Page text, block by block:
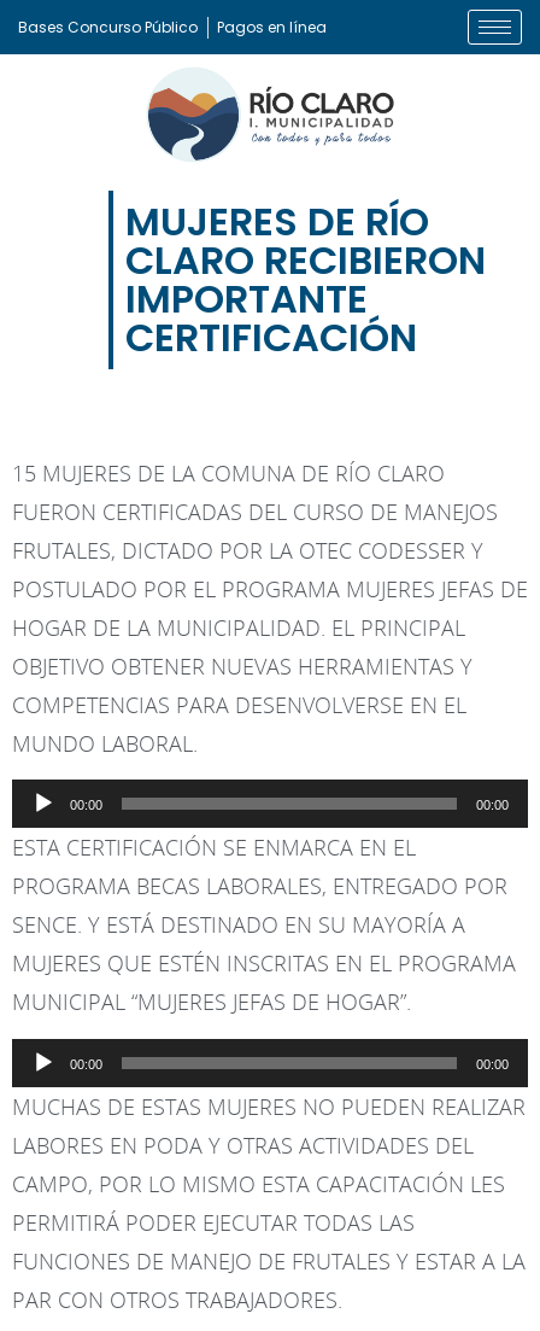
Bases Concurso Público Pagos en línea
MUJERES DE RÍO
CLARO RECIBIERON
IMPORTANTE
CERTIFICACIÓN
15 MUJERES DE LA COMUNA DE RÍO CLARO
FUERON CERTIFICADAS DEL CURSO DE MANEJOS
FRUTALES, DICTADO POR LA OTEC CODESSER Y
POSTULADO POR EL PROGRAMA MUJERES JEFAS DE
HOGAR DE LA MUNICIPALIDAD. EL PRINCIPAL
OBJETIVO OBTENER NUEVAS HERRAMIENTAS Y
COMPETENCIAS PARA DESENVOLVERSE EN EL
MUNDO LABORAL.
Reproductor
de
audio
00:00 00:00
ESTA CERTIFICACIÓN SE ENMARCA EN EL
PROGRAMA BECAS LABORALES, ENTREGADO POR
SENCE. Y ESTÁ DESTINADO EN SU MAYORÍA A
MUJERES QUE ESTÉN INSCRITAS EN EL PROGRAMA
MUNICIPAL “MUJERES JEFAS DE HOGAR”.
Reproductor
de
audio
00:00 00:00
MUCHAS DE ESTAS MUJERES NO PUEDEN REALIZAR
LABORES EN PODA Y OTRAS ACTIVIDADES DEL
CAMPO, POR LO MISMO ESTA CAPACITACIÓN LES
PERMITIRÁ PODER EJECUTAR TODAS LAS
FUNCIONES DE MANEJO DE FRUTALES Y ESTAR A LA
PAR CON OTROS TRABAJADORES.